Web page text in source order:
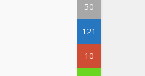
50
121
10